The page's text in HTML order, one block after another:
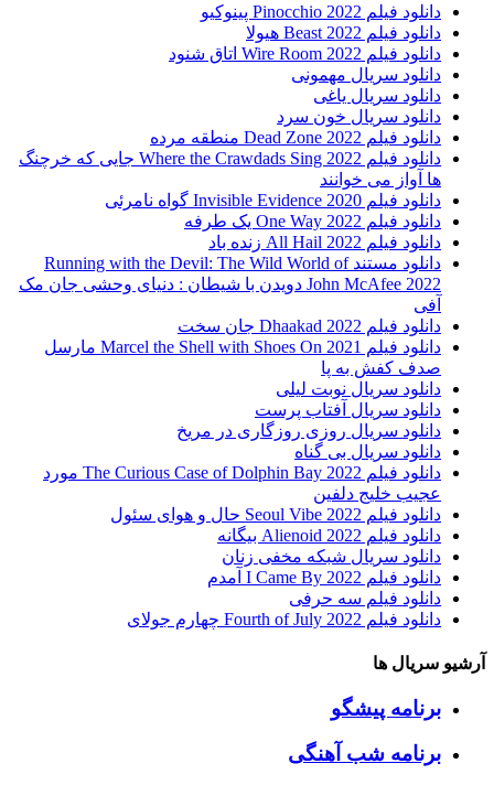
دانلود فیلم Pinocchio 2022 پینوکیو
دانلود فیلم Beast 2022 هیولا
دانلود فیلم Wire Room 2022 اتاق شنود
دانلود سریال مهمونی
دانلود سریال یاغی
دانلود سریال خون سرد
دانلود فیلم 2022 Dead Zone منطقه مرده
دانلود فیلم Where the Crawdads Sing 2022 جایی که خرچنگ
ها آواز می خوانند
دانلود فیلم 2020 Invisible Evidence گواه نامرئی
دانلود فیلم One Way 2022 یک طرفه
دانلود فیلم All Hail 2022 زنده باد
دانلود مستند Running with the Devil: The Wild World of
John McAfee 2022 دویدن با شیطان : دنیای وحشی جان مک
آفی
دانلود فیلم Dhaakad 2022 جان سخت
دانلود فیلم Marcel the Shell with Shoes On 2021 مارسل
صدف کفش به پا
دانلود سریال نوبت لیلی
دانلود سریال آفتاب پرست
دانلود سریال روزی روزگاری در مریخ
دانلود سریال بی گناه
دانلود فیلم The Curious Case of Dolphin Bay 2022 مورد
عجیب خلیج دلفین
دانلود فیلم Seoul Vibe 2022 حال و هوای سئول
دانلود فیلم Alienoid 2022 بیگانه
دانلود سریال شبکه مخفی زنان
دانلود فیلم I Came By 2022 آمدم
دانلود فیلم سه حرفی
دانلود فیلم Fourth of July 2022 چهارم جولای
آرشیو سریال ها
برنامه پیشگو
برنامه شب آهنگی